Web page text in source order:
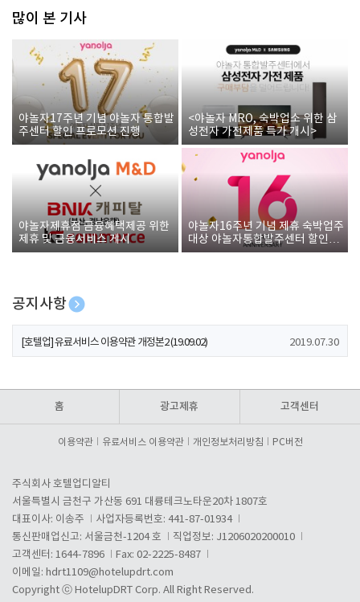
많이 본 기사
야놀자17주년 기념 야놀자 통합발
주센터 할인 프로모션 진행
<야놀자 MRO, 숙박업소 위한 삼
성전자 가전제품 특가 개시>
야놀자제휴점 금융혜택제공 위한
제휴 및 금융서비스 게시
야놀자16주년 기념 제휴 숙박업주
대상 야놀자통합발주센터 할인쿠
폰 증정
공지사항
[호텔업] 개인정보 처리방침 개정본1 (19.09.02)
[호텔업] 유료서비스 이용약관 개정본2 (19.09.02) 2019.07.30
홈 광고제휴 고객센터
이용약관 유료서비스 이용약관 개인정보처리방침 PC버전
주식회사 호텔업디알티
서울특별시 금천구 가산동 691 대륭테크노타운20차 1807호
대표이사: 이송주
사업자등록번호: 441-87-01934
통신판매업신고: 서울금천-1204 호
직업정보: J1206020200010
고객센터: 1644-7896
Fax: 02-2225-8487
이메일: hdrt1109@hotelupdrt.com
Copyright ⓒ HotelupDRT Corp. All Right Reserved.